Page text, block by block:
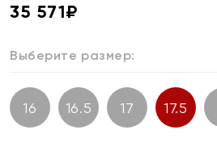
35 571₽
Выберите размер:
16 16.5 17 17.5